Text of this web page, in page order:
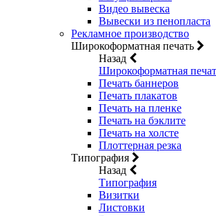
Видео вывеска
Вывески из пенопласта
Рекламное производство
Широкоформатная печать
Назад
Широкоформатная
Печать баннеров
Печать плакатов
Печать на пленке
Печать на бэклите
Печать на холсте
Плоттерная резка
Типография
Назад
Типография
Визитки
Листовки